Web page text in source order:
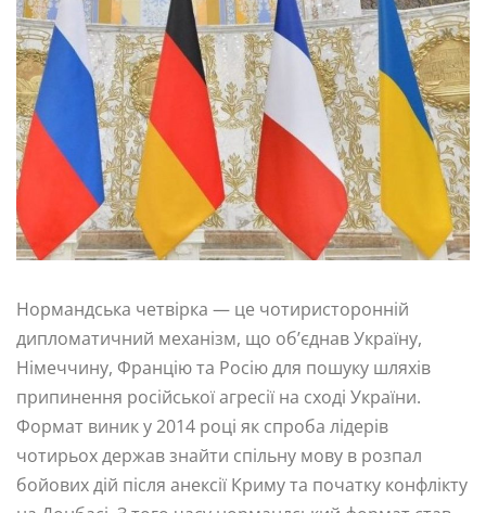
Нормандська четвірка — це чотиристоронній
дипломатичний механізм, що об’єднав Україну,
Німеччину, Францію та Росію для пошуку шляхів
припинення російської агресії на сході України.
Формат виник у 2014 році як спроба лідерів
чотирьох держав знайти спільну мову в розпал
бойових дій після анексії Криму та початку конфлікту